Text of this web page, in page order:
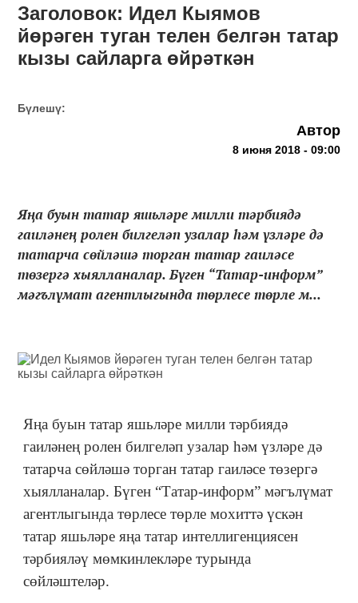
Заголовок: Идел Кыямов
йөрәген туган телен белгән татар
кызы сайларга өйрәткән
Бүлешү:
Автор
8 июня 2018 - 09:00
Яңа буын татар яшьләре милли тәрбиядә
гаиләнең ролен билгеләп узалар һәм үзләре дә
татарча сөйләшә торган татар гаиләсе
төзергә хыялланалар. Бүген “Татар-информ”
мәгълүмат агентлыгында төрлесе төрле м...
Яңа буын татар яшьләре милли тәрбиядә
гаиләнең ролен билгеләп узалар һәм үзләре дә
татарча сөйләшә торган татар гаиләсе төзергә
хыялланалар. Бүген “Татар-информ” мәгълүмат
агентлыгында төрлесе төрле мохиттә үскән
татар яшьләре яңа татар интеллигенциясен
тәрбияләү мөмкинлекләре турында
сөйләштеләр.